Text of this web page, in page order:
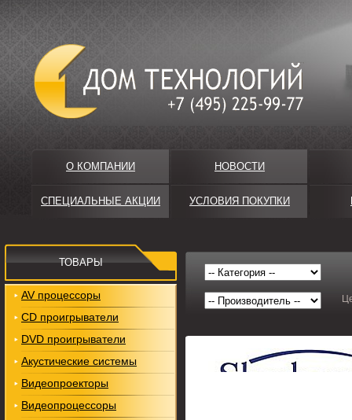
О КОМПАНИИ НОВОСТИ
СПЕЦИАЛЬНЫЕ АКЦИИ УСЛОВИЯ ПОКУПКИ
ТОВАРЫ
AV процессоры
CD проигрыватели
DVD проигрыватели
Акустические системы
Видеопроекторы
Видеопроцессоры